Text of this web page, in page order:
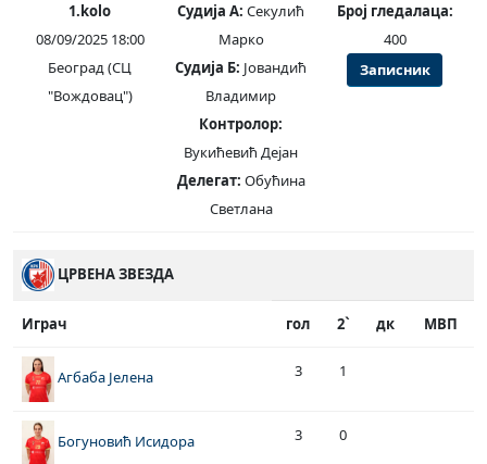
1.kolo
08/09/2025 18:00
Београд (СЦ
"Вождовац")
Судија А: Секулић
Марко
Судија Б: Јовандић
Владимир
Контролор:
Вукићевић Дејан
Делегат: Обућина
Светлана
Број гледалаца:
400
Записник
ЦРВЕНА ЗВЕЗДА
Играч гол 2` дк МВП
Агбаба Јелена 3 1
Богуновић Исидора 3 0